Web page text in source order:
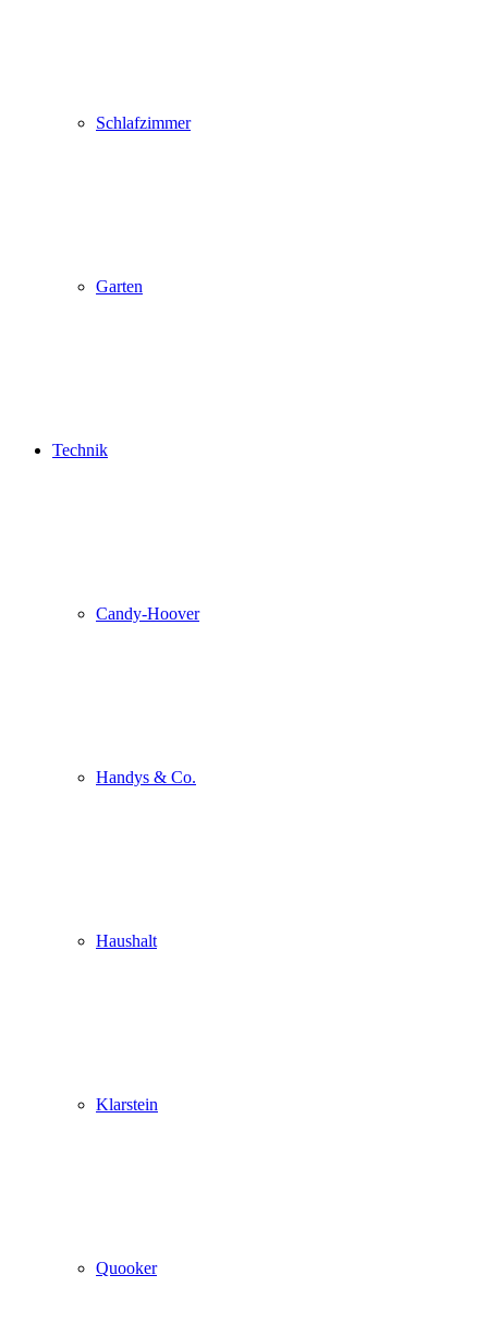
Schlafzimmer
Garten
Technik
Candy-Hoover
Handys & Co.
Haushalt
Klarstein
Quooker